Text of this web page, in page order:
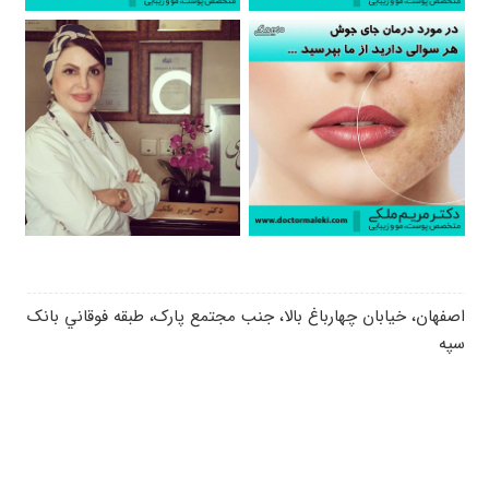
اصفهان، خيابان چهارباغ بالا، جنب مجتمع پارک، طبقه فوقاني بانک
سپه